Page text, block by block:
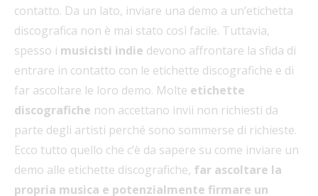
contatto. Da un lato, inviare una demo a un’etichetta
discografica non è mai stato così facile. Tuttavia,
spesso i musicisti indie devono affrontare la sfida di
entrare in contatto con le etichette discografiche e di
far ascoltare le loro demo. Molte etichette
discografiche non accettano invii non richiesti da
parte degli artisti perché sono sommerse di richieste.
Ecco tutto quello che c’è da sapere su come inviare un
demo alle etichette discografiche, far ascoltare la
propria musica e potenzialmente firmare un